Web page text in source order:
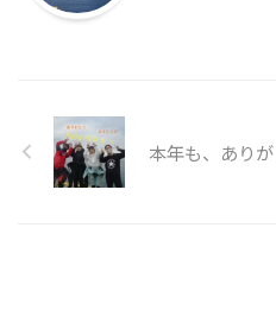
本年も、あり